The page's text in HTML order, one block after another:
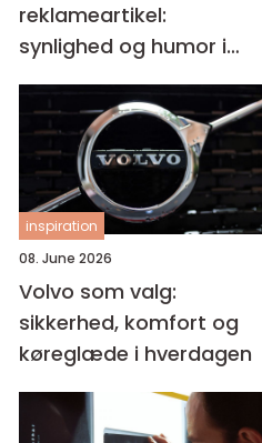
reklameartikel:
synlighed og humor i
samme produkt
inspiration
08. June 2026
Volvo som valg:
sikkerhed, komfort og
køreglæde i hverdagen